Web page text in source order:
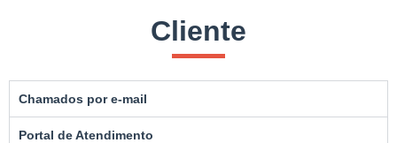
Cliente
Chamados por e-mail
Portal de Atendimento